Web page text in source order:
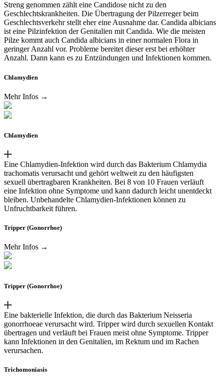
Streng genommen zählt eine Candidose nicht zu den
Geschlechtskrankheiten. Die Übertragung der Pilzerreger beim
Geschlechtsverkehr stellt eher eine Ausnahme dar. Candida albicians
ist eine Pilzinfektion der Genitalien mit Candida. Wie die meisten
Pilze kommt auch Candida albicians in einer normalen Flora in
geringer Anzahl vor. Probleme bereitet dieser erst bei erhöhter
Anzahl. Dann kann es zu Entzündungen und Infektionen kommen.
Chlamydien
Mehr Infos →
Chlamydien
Eine Chlamydien-Infektion wird durch das Bakterium Chlamydia
trachomatis verursacht und gehört weltweit zu den häufigsten
sexuell übertragbaren Krankheiten. Bei 8 von 10 Frauen verläuft
eine Infektion ohne Symptome und kann dadurch leicht unentdeckt
bleiben. Unbehandelte Chlamydien-Infektionen können zu
Unfruchtbarkeit führen.
Tripper (Gonorrhoe)
Mehr Infos →
Tripper (Gonorrhoe)
Eine bakterielle Infektion, die durch das Bakterium Neisseria
gonorrhoeae verursacht wird. Tripper wird durch sexuellen Kontakt
übertragen und verläuft bei Frauen meist ohne Symptome. Tripper
kann Infektionen in den Genitalien, im Rektum und im Rachen
verursachen.
Trichomoniasis